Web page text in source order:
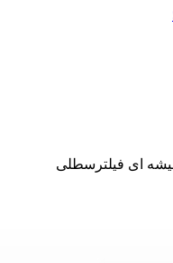
ای فیلترسطلی